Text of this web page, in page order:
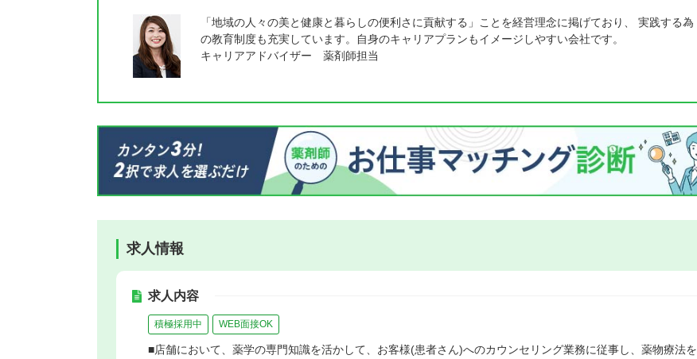
「地域の人々の美と健康と暮らしの便利さに貢献する」ことを経営理念に掲げており、 実践する為
の教育制度も充実しています。自身のキャリアプランもイメージしやすい会社です。
キャリアアドバイザー 薬剤師担当
求人情報
求人内容
積極採用中 WEB面接OK
■店舗において、薬学の専門知識を活かして、お客様(患者さん)へのカウンセリング業務に従事し、薬物療法を